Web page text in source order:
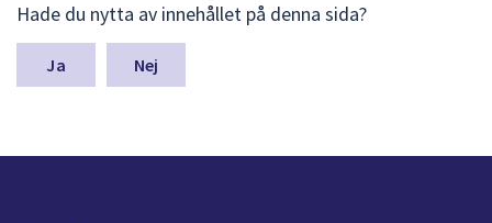
ä
m
a
n
Hade du nytta av innehållet på denna sida?
Nej